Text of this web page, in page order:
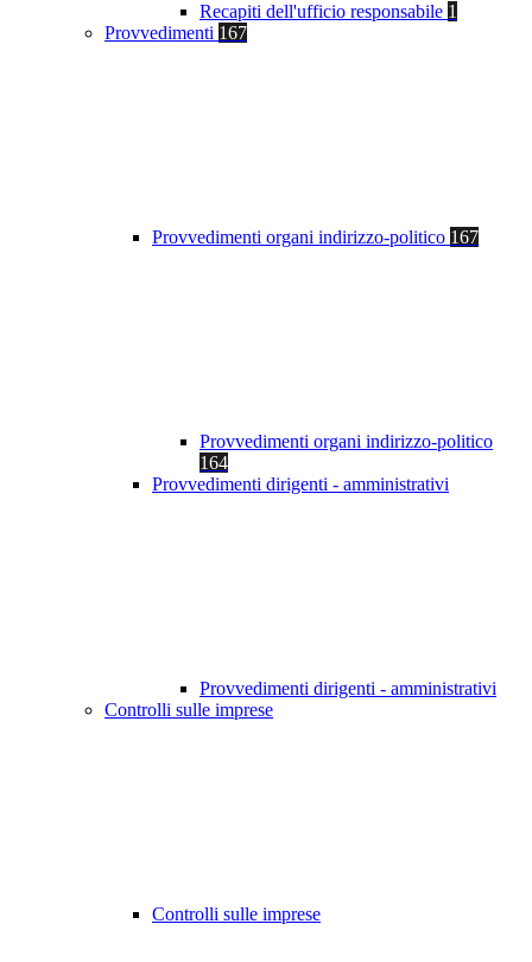
Recapiti dell'ufficio responsabile 1
Provvedimenti 167
Provvedimenti organi indirizzo-politico 167
Provvedimenti organi indirizzo-politico
164
Provvedimenti dirigenti - amministrativi
Provvedimenti dirigenti - amministrativi
Controlli sulle imprese
Controlli sulle imprese